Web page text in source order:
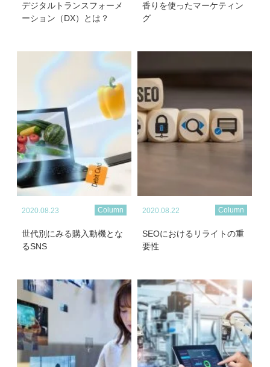
デジタルトランスフォーメ
ーション（DX）とは？
香りを使ったマーケティン
グ
2020.08.23 Column
世代別にみる購入動機とな
るSNS
2020.08.22 Column
SEOにおけるリライトの重
要性